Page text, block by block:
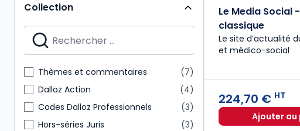
Collection
Thèmes et commentaires
7
Dalloz Action
4
Codes Dalloz Professionnels
3
Hors-séries Juris
3
Le Media Social
classique
Le site d’actualité
et médico-social
224,70 € HT
Ajouter au